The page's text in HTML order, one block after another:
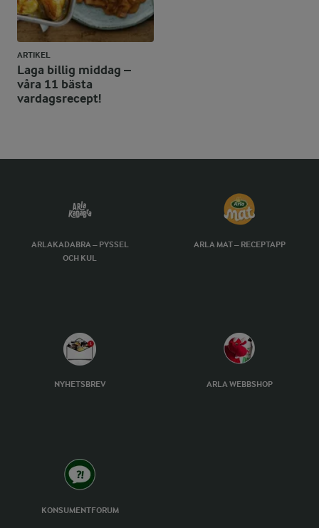
ARTIKEL
Laga billig middag –
våra 11 bästa
vardagsrecept!
ARLAKADABRA – PYSSEL
OCH KUL
ARLA MAT – RECEPTAPP
NYHETSBREV ARLA WEBBSHOP
KONSUMENTFORUM